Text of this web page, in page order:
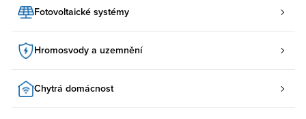
Fotovoltaické systémy
Hromosvody a uzemnění
Chytrá domácnost